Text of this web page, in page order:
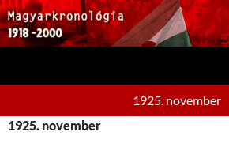
1925. november
1925. november